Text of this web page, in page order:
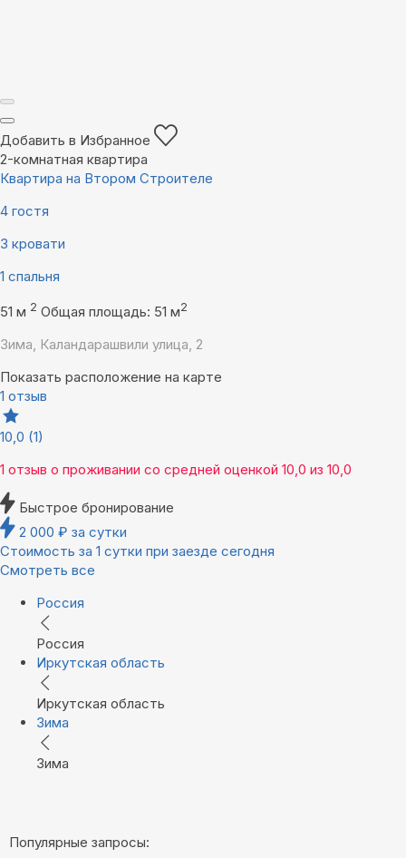
Добавить в Избранное
2-комнатная квартира
Квартира на Втором Строителе
4 гостя
3 кровати
1 спальня
51 м 2 Общая площадь: 51 м2
Зима, Каландарашвили улица, 2
Показать расположение на карте
1 отзыв
10,0 (1)
1 отзыв о проживании со средней оценкой 10,0 из 10,0
Быстрое бронирование
2 000 ₽ за сутки
Стоимость за 1 сутки при заезде сегодня
Смотреть все
Россия
Россия
Иркутская область
Иркутская область
Зима
Зима
Популярные запросы: